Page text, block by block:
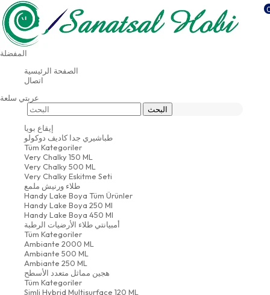
شحن مجاني للمشتريات التي تزيد قيمتها عن 500 دولار
المفضلة
الصفحة الرئيسية
اتصال
عربتي سلعة
إيقاع بويا
طباشيري جدا كاديف دوكولو
Tüm Kategoriler
Very Chalky 150 ML
Very Chalky 500 ML
Very Chalky Eskitme Seti
طلاء ورنيش ملمع
Handy Lake Boya Tüm Ürünler
Handy Lake Boya 250 Ml
Handy Lake Boya 450 Ml
أمبيانتي طلاء الأرضيات الرطبة
Tüm Kategoriler
Ambiante 2000 ML
Ambiante 500 ML
Ambiante 250 ML
هجين مماثل متعدد الأسطح
Tüm Kategoriler
Simli Hybrid Multisurface 120 ML